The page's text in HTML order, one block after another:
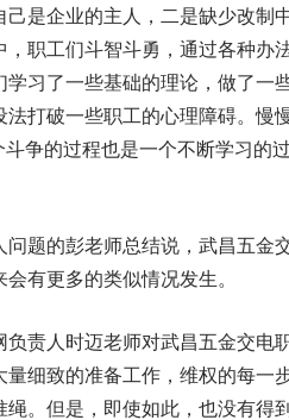
己是企业的主人，二是缺少改制
，职工们斗智斗勇，通过各种办
学习了一些基础的理论，做了一
法打破一些职工的心理障碍。慢
斗争的过程也是一个不断学习的
问题的彭老师总结说，武昌五金
有更多的类似情况发生。
负责人时迈老师对武昌五金交电
量细致的准备工作，维权的每一
绳。但是，即使如此，也没有得